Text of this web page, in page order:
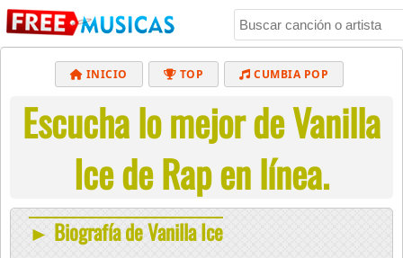
INICIO TOP CUMBIA POP
BACHATA MUSICA CRISTIANA
REGGAETON BALADAS ALTERNATIVO
ELECTRÓNICA CUMBIAS
Escucha lo mejor de Vanilla
Ice de Rap en línea.
► Biografía de Vanilla Ice